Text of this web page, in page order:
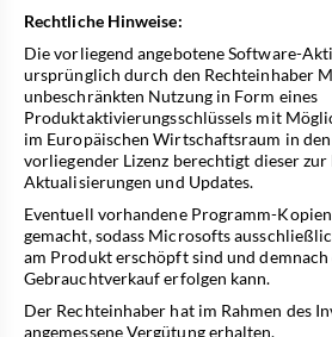
Rechtliche Hinweise:
Die vorliegend angebotene Software-
ursprünglich durch den Rechteinhaber
unbeschränkten Nutzung in Form eines
Produktaktivierungsschlüssels mit
im Europäischen Wirtschaftsraum in
vorliegender Lizenz berechtigt dieser zur
Aktualisierungen und Updates.
Eventuell vorhandene Programm-
gemacht, sodass Microsofts
am Produkt erschöpft sind und demnach
Gebrauchtverkauf erfolgen kann.
Der Rechteinhaber hat im Rahmen des
angemessene Vergütung erhalten.